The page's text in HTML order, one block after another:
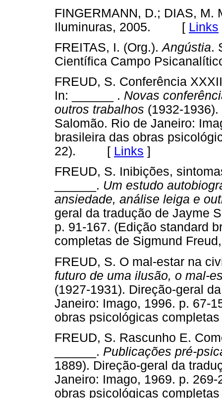
FINGERMANN, D.; DIAS, M.
Iluminuras, 2005. [ Links
FREITAS, I. (Org.).Angústia.
Científica Campo
FREUD, S. Conferência
In: ______ . Novas
outros trabalhos (1932-
Salomão. Rio de Janeiro:
brasileira das obras
22). [ Links ]
FREUD, S. Inibições,
______. Um estudo
ansiedade, análise leiga e
geral da tradução de Jayme
p. 91-167. (Edição standard
completas de Sigmund
FREUD, S. O mal-estar na
futuro de uma ilusão, o mal-
(1927-1931). Direção-geral
Janeiro: Imago, 1996. p. 67-
obras psicológicas
FREUD, S. Rascunho E.
______. Publicações pré-
1889). Direção-geral da
Janeiro: Imago, 1969. p.
obras psicológicas